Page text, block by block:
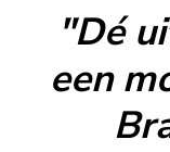
"Dé
een